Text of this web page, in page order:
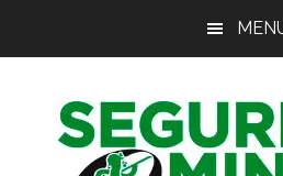
principal